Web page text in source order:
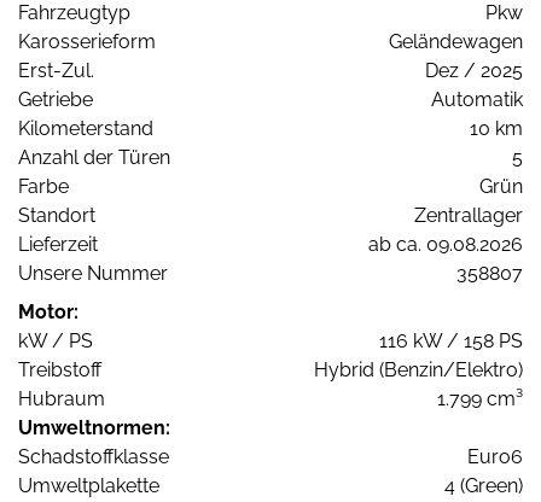
Fahrzeugtyp
Pkw
Karosserieform
Geländewagen
Erst-Zul.
Dez / 2025
Getriebe
Automatik
Kilometerstand
10 km
Anzahl der Türen
5
Farbe
Grün
Standort
Zentrallager
Lieferzeit
ab ca. 09.08.2026
Unsere Nummer
358807
Motor:
kW / PS
116 kW / 158 PS
Treibstoff
Hybrid (Benzin/Elektro)
Hubraum
1.799 cm³
Umweltnormen:
Schadstoffklasse
Euro6
Umweltplakette
4 (Green)